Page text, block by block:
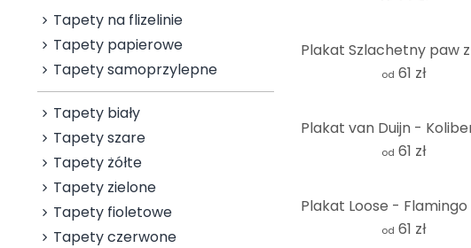
Tapety na flizelinie
Tapety papierowe
Tapety samoprzylepne
Tapety biały
Tapety szare
Tapety żółte
Tapety zielone
Tapety fioletowe
Tapety czerwone
od 61 zł
od 61 zł
od 61 zł